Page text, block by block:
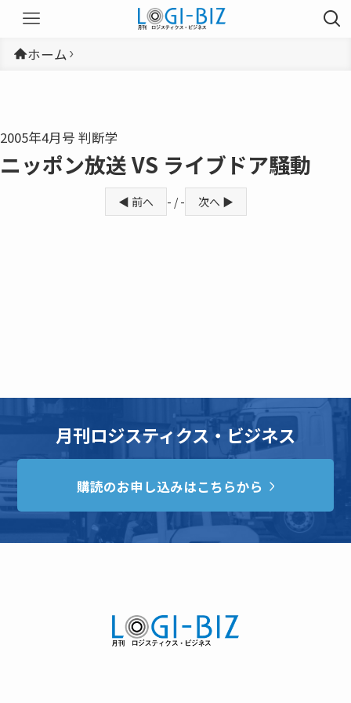
ホーム
2005年4月号 判断学
ニッポン放送 VS ライブドア騒動
◀ 前へ - / - 次へ ▶
月刊ロジスティクス・ビジネス
購読のお申し込みはこちらから